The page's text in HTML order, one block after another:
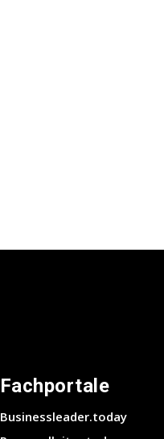
Fachportale
Businessleader.today